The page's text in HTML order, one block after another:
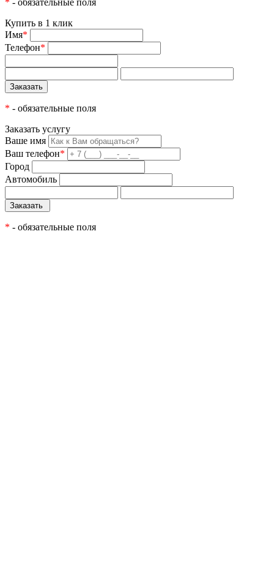
Купить в 1 клик
Имя*
Телефон*
* - обязательные поля
Заказать услугу
Ваше имя
Ваш телефон*
Город
Автомобиль
* - обязательные поля